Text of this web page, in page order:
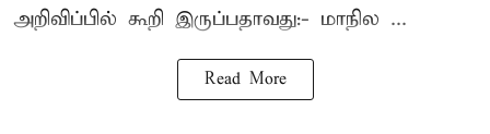
அறிவிப்பில் கூறி இருப்பதாவது:- மாநில ...
Read More